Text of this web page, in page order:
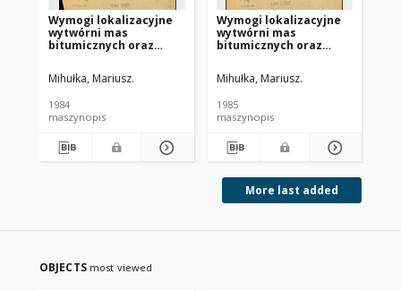
Wymogi lokalizacyjne
wytwórni mas
bitumicznych oraz
urządzenia ochrony
atmosfery : etap II/1 :
Mihułka, Mariusz.
1984
maszynopis
Wymogi lokalizacyjne
wytwórni mas
bitumicznych oraz
urządzenia ochrony
atmosfery : etap III :
Mihułka, Mariusz.
1985
maszynopis
More last added
OBJECTS most viewed